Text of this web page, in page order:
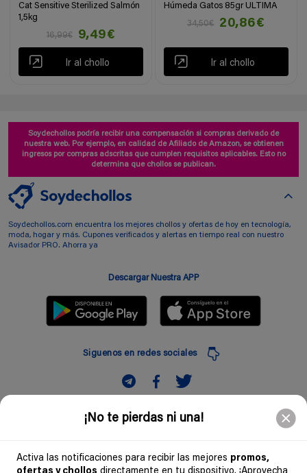
¡No te pierdas ni una!
Activa las notificaciones para recibir las mejores promos,
Cat Sensitive Sterilized Salmón
1,5kg
16,99€
9,49€
Ir al chollo
Húmeda Gatos 85gr ULTIMA
34,50€
20,86€
Ir al chollo
Soydechollos podría recibir una compensación si compras derivado de
nuestra web. Por ejemplo, en calidad de Afiliado de Amazon, se obtienen
ingresos por compras adscritas que cumplen requisitos aplicables. Esto no
determina que chollos se publican.
Soydechollos.com encuentra los mejores chollos y ofertas de hoy en tecnología,
moda, hogar y más. Cupones verificados y alertas en tiempo real con nuestro
Avisador PRO. Ahorra ya
Descargar Nuestra APP
Siguenos en redes sociales
Suscribir